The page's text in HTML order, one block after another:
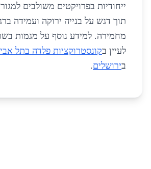
ייחודיות בפרויקטים משולבים
תוך דגש על בנייה ירוקה ועמידה
מחמירה. למידע נוסף על מגמות
לעיין בקונסטרוקציות פלדה בתל
בירושלים.